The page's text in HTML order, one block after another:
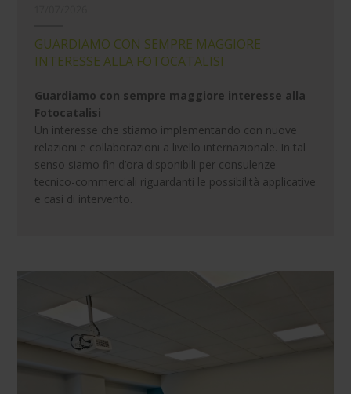
GUARDIAMO CON SEMPRE MAGGIORE
INTERESSE ALLA FOTOCATALISI
Guardiamo con sempre maggiore interesse alla
Fotocatalisi
Un interesse che stiamo implementando con nuove
relazioni e collaborazioni a livello internazionale. In tal
senso siamo fin d’ora disponibili per consulenze
tecnico-commerciali riguardanti le possibilità applicative
e casi di intervento.